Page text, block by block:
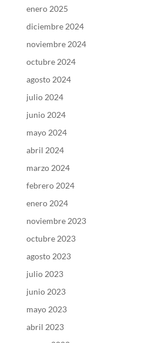
enero 2025
diciembre 2024
noviembre 2024
octubre 2024
agosto 2024
julio 2024
junio 2024
mayo 2024
abril 2024
marzo 2024
febrero 2024
enero 2024
noviembre 2023
octubre 2023
agosto 2023
julio 2023
junio 2023
mayo 2023
abril 2023